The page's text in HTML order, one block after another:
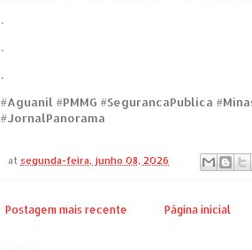
.
.
.
#Aguanil #PMMG #SegurancaPublica
#JornalPanorama
at segunda-feira, junho 08, 2026
Postagem mais recente Página inicial